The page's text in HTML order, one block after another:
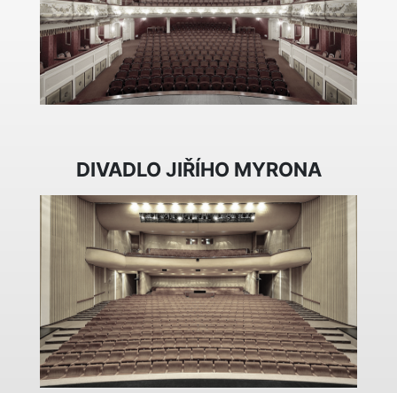
DIVADLO JIŘÍHO MYRONA